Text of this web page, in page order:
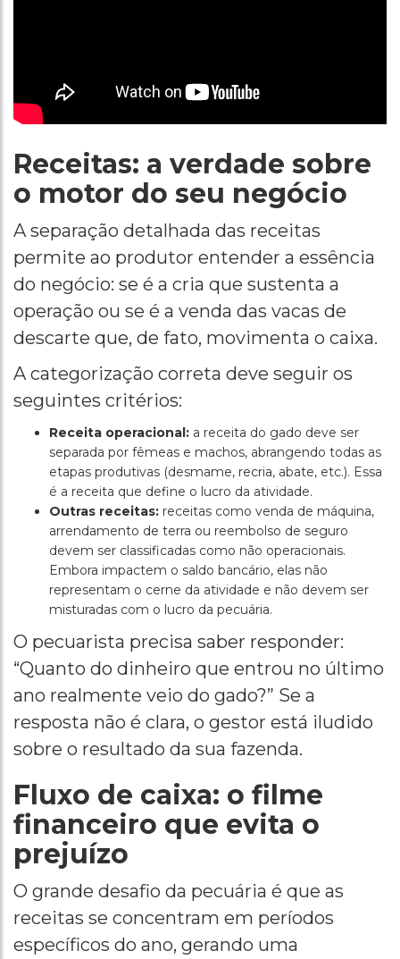
Receitas: a verdade sobre
o motor do seu negócio
A separação detalhada das receitas
permite ao produtor entender a essência
do negócio: se é a cria que sustenta a
operação ou se é a venda das vacas de
descarte que, de fato, movimenta o caixa.
A categorização correta deve seguir os
seguintes critérios:
Receita operacional: a receita do gado deve ser
separada por fêmeas e machos, abrangendo todas as
etapas produtivas (desmame, recria, abate, etc.). Essa
é a receita que define o lucro da atividade.
Outras receitas: receitas como venda de máquina,
arrendamento de terra ou reembolso de seguro
devem ser classificadas como não operacionais.
Embora impactem o saldo bancário, elas não
representam o cerne da atividade e não devem ser
misturadas com o lucro da pecuária.
O pecuarista precisa saber responder:
“Quanto do dinheiro que entrou no último
ano realmente veio do gado?” Se a
resposta não é clara, o gestor está iludido
sobre o resultado da sua fazenda.
Fluxo de caixa: o filme
financeiro que evita o
prejuízo
O grande desafio da pecuária é que as
receitas se concentram em períodos
específicos do ano, gerando uma